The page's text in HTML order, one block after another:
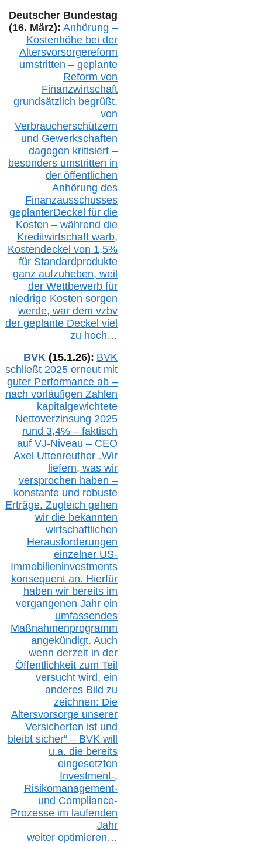
Deutscher Bundestag
(16. März): Anhörung –
Kostenhöhe bei der
Altersvorsorgereform
umstritten – geplante
Reform von
Finanzwirtschaft
grundsätzlich begrüßt,
von
Verbraucherschützern
und Gewerkschaften
dagegen kritisiert –
besonders umstritten in
der öffentlichen
Anhörung des
Finanzausschusses
geplanterDeckel für die
Kosten – während die
Kreditwirtschaft warb,
Kostendeckel von 1,5%
für Standardprodukte
ganz aufzuheben, weil
der Wettbewerb für
niedrige Kosten sorgen
werde, war dem vzbv
der geplante Deckel viel
zu hoch…
BVK (15.1.26): BVK
schließt 2025 erneut mit
guter Performance ab –
nach vorläufigen Zahlen
kapitalgewichtete
Nettoverzinsung 2025
rund 3,4% – faktisch
auf VJ-Niveau – CEO
Axel Uttenreuther „Wir
liefern, was wir
versprochen haben –
konstante und robuste
Erträge. Zugleich gehen
wir die bekannten
wirtschaftlichen
Herausforderungen
einzelner US-
Immobilieninvestments
konsequent an. Hierfür
haben wir bereits im
vergangenen Jahr ein
umfassendes
Maßnahmenprogramm
angekündigt. Auch
wenn derzeit in der
Öffentlichkeit zum Teil
versucht wird, ein
anderes Bild zu
zeichnen: Die
Altersvorsorge unserer
Versicherten ist und
bleibt sicher“ – BVK will
u.a. die bereits
eingesetzten
Investment-,
Risikomanagement-
und Compliance-
Prozesse im laufenden
Jahr
weiter optimieren…